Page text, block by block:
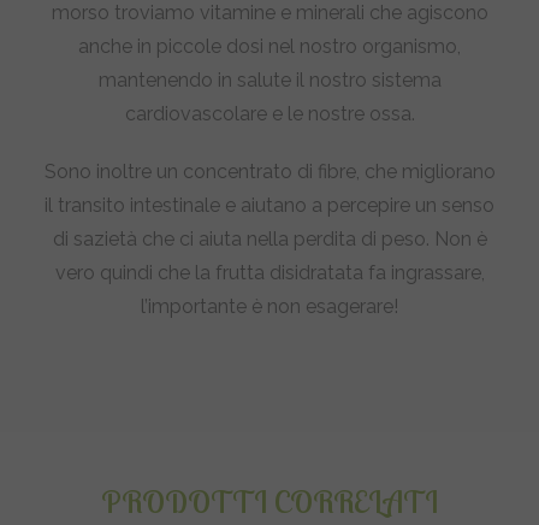
morso troviamo vitamine e minerali che agiscono
anche in piccole dosi nel nostro organismo,
mantenendo in salute il nostro sistema
cardiovascolare e le nostre ossa.
Sono inoltre un concentrato di fibre, che migliorano
il transito intestinale e aiutano a percepire un senso
di sazietà che ci aiuta nella perdita di peso. Non è
vero quindi che la frutta disidratata fa ingrassare,
l’importante è non esagerare!
PRODOTTI CORRELATI